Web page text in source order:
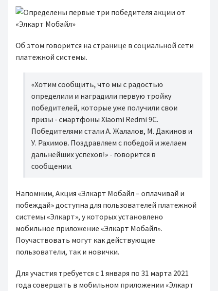
Об этом говорится на странице в социальной сети
платежной системы.
«Хотим сообщить, что мы с радостью
определили и наградили первую тройку
победителей, которые уже получили свои
призы - смартфоны Xiaomi Redmi 9C.
Победителями стали А. Жалалов, М. Дакинов и
У. Рахимов. Поздравляем с победой и желаем
дальнейших успехов!» - говорится в
сообщении.
Напомним, Акция «Элкарт Мобайл – оплачивай и
побеждай» доступна для пользователей платежной
системы «Элкарт», у которых установлено
мобильное приложение «Элкарт Мобайл».
Поучаствовать могут как действующие
пользователи, так и новички.
Для участия требуется с 1 января по 31 марта 2021
года совершать в мобильном приложении «Элкарт